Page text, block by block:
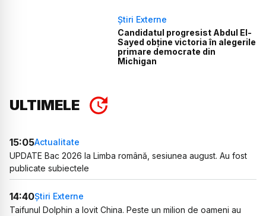
Știri Externe
Candidatul progresist Abdul El-
Sayed obține victoria în alegerile
primare democrate din
Michigan
ULTIMELE
15:05Actualitate
UPDATE Bac 2026 la Limba română, sesiunea august. Au fost
publicate subiectele
14:40Știri Externe
Taifunul Dolphin a lovit China. Peste un milion de oameni au